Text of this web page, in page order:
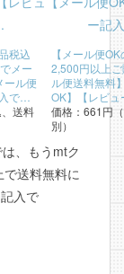
税込
メー
ール便
で…
送料
【メール便
2,500円以上
ル便送料無料
OK】【レビ
価格：661円
別）
、もうmtク
送料無料に
入で